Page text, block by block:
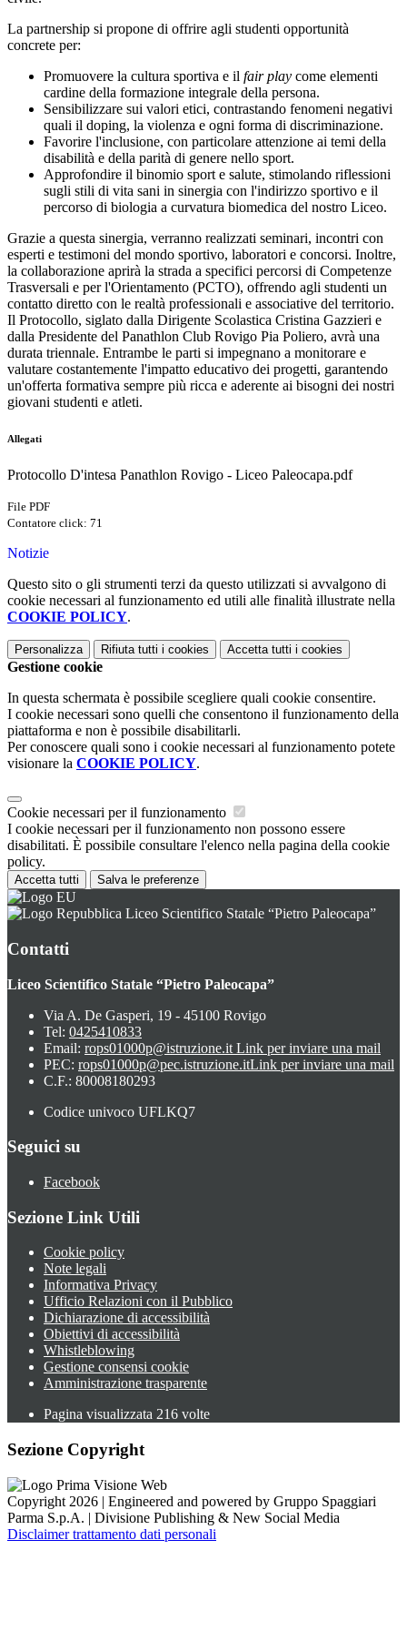
La partnership si propone di offrire agli studenti opportunità
concrete per:
Promuovere la cultura sportiva e il fair play come elementi
cardine della formazione integrale della persona.
Sensibilizzare sui valori etici, contrastando fenomeni negativi
quali il doping, la violenza e ogni forma di discriminazione.
Favorire l'inclusione, con particolare attenzione ai temi della
disabilità e della parità di genere nello sport.
Approfondire il binomio sport e salute, stimolando riflessioni
sugli stili di vita sani in sinergia con l'indirizzo sportivo e il
percorso di biologia a curvatura biomedica del nostro Liceo.
Grazie a questa sinergia, verranno realizzati seminari, incontri con
esperti e testimoni del mondo sportivo, laboratori e concorsi. Inoltre,
la collaborazione aprirà la strada a specifici percorsi di Competenze
Trasversali e per l'Orientamento (PCTO), offrendo agli studenti un
contatto diretto con le realtà professionali e associative del territorio.
Il Protocollo, siglato dalla Dirigente Scolastica Cristina Gazzieri e
dalla Presidente del Panathlon Club Rovigo Pia Poliero, avrà una
durata triennale. Entrambe le parti si impegnano a monitorare e
valutare costantemente l'impatto educativo dei progetti, garantendo
un'offerta formativa sempre più ricca e aderente ai bisogni dei nostri
giovani studenti e atleti.
Allegati
Protocollo D'intesa Panathlon Rovigo - Liceo Paleocapa.pdf
File PDF
Contatore click: 71
Notizie
Questo sito o gli strumenti terzi da questo utilizzati si avvalgono di
cookie necessari al funzionamento ed utili alle finalità illustrate nella
COOKIE POLICY.
Personalizza Rifiuta tutti i cookies Accetta tutti i cookies
Gestione cookie
In questa schermata è possibile scegliere quali cookie consentire.
I cookie necessari sono quelli che consentono il funzionamento della
piattaforma e non è possibile disabilitarli.
Per conoscere quali sono i cookie necessari al funzionamento potete
visionare la COOKIE POLICY.
Cookie necessari per il funzionamento
I cookie necessari per il funzionamento non possono essere
disabilitati. È possibile consultare l'elenco nella pagina della cookie
policy.
Accetta tutti Salva le preferenze
Liceo Scientifico Statale “Pietro Paleocapa”
Contatti
Liceo Scientifico Statale “Pietro Paleocapa”
Via A. De Gasperi, 19 - 45100 Rovigo
Tel: 0425410833
Email: rops01000p@istruzione.it Link per inviare una mail
PEC: rops01000p@pec.istruzione.itLink per inviare una mail
C.F.: 80008180293
Codice univoco UFLKQ7
Seguici su
Facebook
Sezione Link Utili
Cookie policy
Note legali
Informativa Privacy
Ufficio Relazioni con il Pubblico
Dichiarazione di accessibilità
Obiettivi di accessibilità
Whistleblowing
Gestione consensi cookie
Amministrazione trasparente
Pagina visualizzata 216 volte
Sezione Copyright
Copyright 2026 | Engineered and powered by Gruppo Spaggiari
Parma S.p.A. | Divisione Publishing & New Social Media
Disclaimer trattamento dati personali